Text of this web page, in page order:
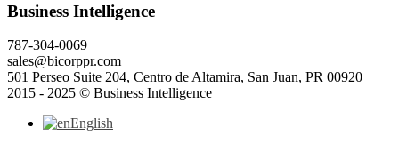
Business Intelligence
787-304-0069
sales@bicorppr.com
501 Perseo Suite 204, Centro de Altamira, San Juan, PR 00920
2015 - 2025 © Business Intelligence
English